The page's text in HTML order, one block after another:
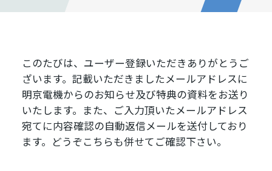
このたびは、ユーザー登録いただきありがとうご
ざいます。記載いただきましたメールアドレスに
明京電機からのお知らせ及び特典の資料をお送り
いたします。また、ご入力頂いたメールアドレス
宛てに内容確認の自動返信メールを送付しており
ます。どうぞこちらも併せてご確認下さい。